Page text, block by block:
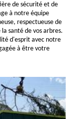
de sécurité et de
à notre équipe
respectueuse de
santé de vos arbres.
d'esprit avec notre
à être votre